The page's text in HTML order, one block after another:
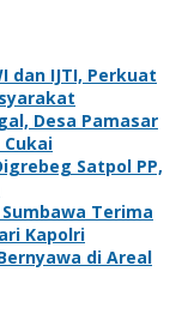
dan IJTI, Perkuat
Desa Pamasar
Satpol PP,
Terima
Kapolri
di Areal